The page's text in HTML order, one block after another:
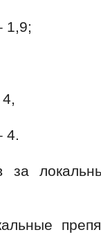
1,9;
4.
за